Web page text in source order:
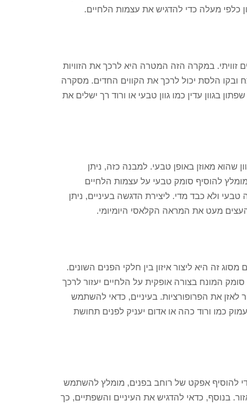
כלפי מעלה כדי להדגיש את עצמות הלחיים.
זוויתי. במקרה הזה המטרה היא לרכך את הזוויות
ובקו הלסת יכול לרכך את הקווים החדים. מסקרה
בגוון עדין כמו גוון טבעי או ורוד רך ישלים את
שהוא מאוזן באופן טבעי. למבנה כזה, ניתן
מומלץ להוסיף סומק טבעי על עצמות הלחיים
ולא כבד מדי. ליצירת הדגשה בעיניים, ניתן
מעט את המראה הקלאסי היומיומי.
זה היא ליצור איזון בין חלקי הפנים השונים.
המונח בצורה אופקית על הלחיים יעזור לרכך
את הפרופורציות. בעיניים, כדאי להשתמש
כמו ורוד כהה או אדום יעניק לפנים תחושת
להוסיף אפקט של רוחב בפנים, מומלץ להשתמש
בנוסף, כדאי להדגיש את העיניים והשפתיים, כך